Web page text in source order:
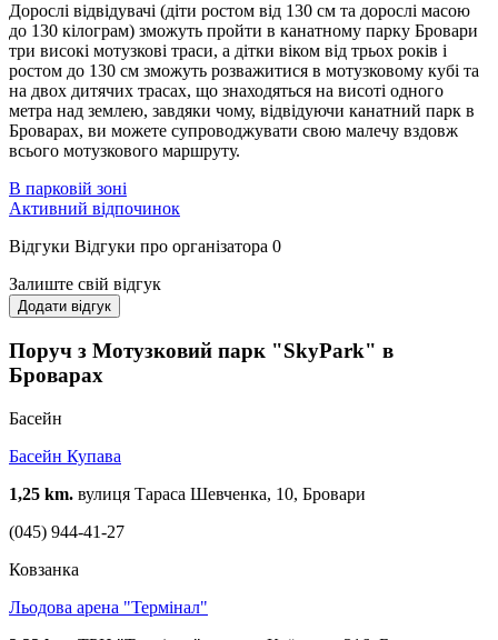
Дорослі відвідувачі (діти ростом від 130 см та дорослі масою
до 130 кілограм) зможуть пройти в канатному парку Бровари
три високі мотузкові траси, а дітки віком від трьох років і
ростом до 130 см зможуть розважитися в мотузковому кубі та
на двох дитячих трасах, що знаходяться на висоті одного
метра над землею, завдяки чому, відвідуючи канатний парк в
Броварах, ви можете супроводжувати свою малечу вздовж
всього мотузкового маршруту.
В парковій зоні
Активний відпочинок
Відгуки Відгуки про організатора 0
Залиште свій відгук
Додати відгук
Поруч з Мотузковий парк "SkyPark" в
Броварах
Басейн
Басейн Купава
1,25 km. вулиця Тараса Шевченка, 10, Бровари
(045) 944-41-27
Ковзанка
Льодова арена "Термінал"